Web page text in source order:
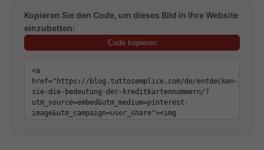
Kopieren Sie den Code, um dieses Bild in Ihre Website
einzubetten:
Code kopieren